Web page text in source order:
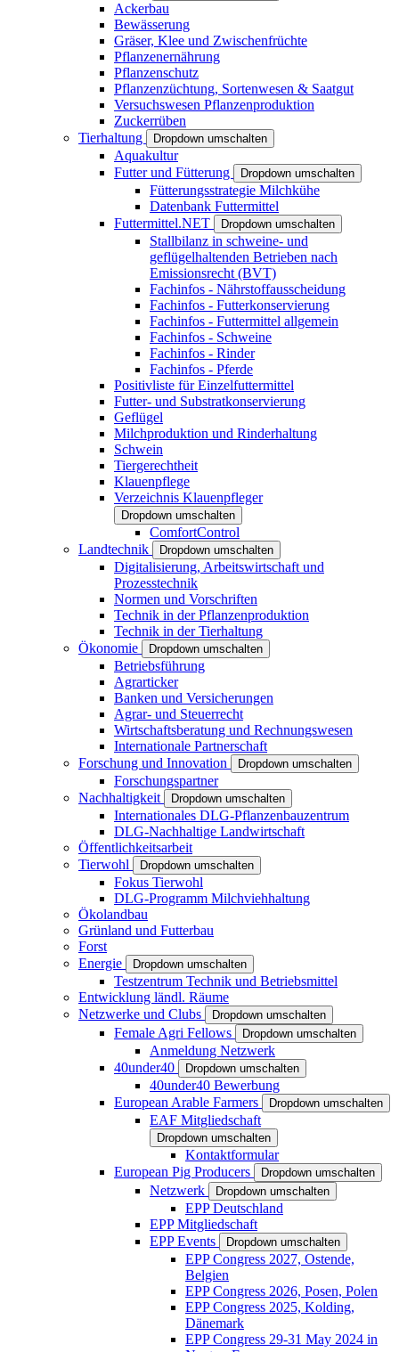
Ackerbau
Bewässerung
Gräser, Klee und Zwischenfrüchte
Pflanzenernährung
Pflanzenschutz
Pflanzenzüchtung, Sortenwesen & Saatgut
Versuchswesen Pflanzenproduktion
Zuckerrüben
Tierhaltung
Dropdown umschalten
Aquakultur
Futter und Fütterung
Dropdown umschalten
Fütterungsstrategie Milchkühe
Datenbank Futtermittel
Futtermittel.NET
Dropdown umschalten
Stallbilanz in schweine- und
geflügelhaltenden Betrieben nach
Emissionsrecht (BVT)
Fachinfos - Nährstoffausscheidung
Fachinfos - Futterkonservierung
Fachinfos - Futtermittel allgemein
Fachinfos - Schweine
Fachinfos - Rinder
Fachinfos - Pferde
Positivliste für Einzelfuttermittel
Futter- und Substratkonservierung
Geflügel
Milchproduktion und Rinderhaltung
Schwein
Tiergerechtheit
Klauenpflege
Verzeichnis Klauenpfleger
Dropdown umschalten
ComfortControl
Landtechnik
Dropdown umschalten
Digitalisierung, Arbeitswirtschaft und
Prozesstechnik
Normen und Vorschriften
Technik in der Pflanzenproduktion
Technik in der Tierhaltung
Ökonomie
Dropdown umschalten
Betriebsführung
Agrarticker
Banken und Versicherungen
Agrar- und Steuerrecht
Wirtschaftsberatung und Rechnungswesen
Internationale Partnerschaft
Forschung und Innovation
Dropdown umschalten
Forschungspartner
Nachhaltigkeit
Dropdown umschalten
Internationales DLG-Pflanzenbauzentrum
DLG-Nachhaltige Landwirtschaft
Öffentlichkeitsarbeit
Tierwohl
Dropdown umschalten
Fokus Tierwohl
DLG-Programm Milchviehhaltung
Ökolandbau
Grünland und Futterbau
Forst
Energie
Dropdown umschalten
Testzentrum Technik und Betriebsmittel
Entwicklung ländl. Räume
Netzwerke und Clubs
Dropdown umschalten
Female Agri Fellows Dropdown umschalten
Anmeldung Netzwerk
40under40
Dropdown umschalten
40under40 Bewerbung
European Arable Farmers
Dropdown umschalten
EAF Mitgliedschaft
Dropdown umschalten
Kontaktformular
European Pig Producers
Dropdown umschalten
Netzwerk Dropdown umschalten
EPP Deutschland
EPP Mitgliedschaft
EPP Events
Dropdown umschalten
EPP Congress 2027, Ostende,
Belgien
EPP Congress 2026, Posen, Polen
EPP Congress 2025, Kolding,
Dänemark
EPP Congress 29-31 May 2024 in